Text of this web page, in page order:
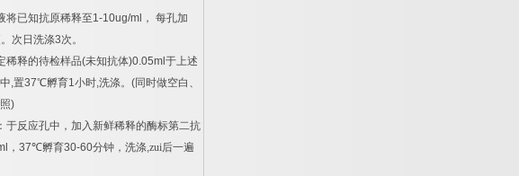
将已知抗原稀释至1-10ug/ml ， 每孔加
次日洗涤3次。
稀释的待检样品(未知抗体)0.05ml 于上述
,置37℃孵育1小时,洗涤。 (同时做空白、
)
于反应孔中，加入新鲜稀释的酶标第二抗
， 37℃孵育30-60分钟，洗涤,zui后一遍